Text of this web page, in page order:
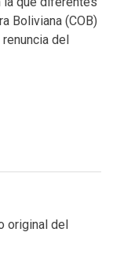
Boliviana (COB)
del
original del